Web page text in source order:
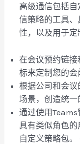
高级通信包括
信策略的工具
性，以及用于定
在会议预约链
标来定制您的会
根据公司和会议
场景，创造统一
通过使用
具有类似角色
自定义策略包